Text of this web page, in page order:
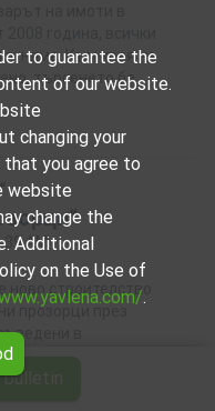
година, всички
няма. Към края на
търсенето бе
на хората се
а новото
на 2026 […]
AM
строителство
прозорци през
в
бяха
не живееше никой.
to guarantee the
of our website.
changing your
you agree to
website
change the
Additional
on the Use of
.